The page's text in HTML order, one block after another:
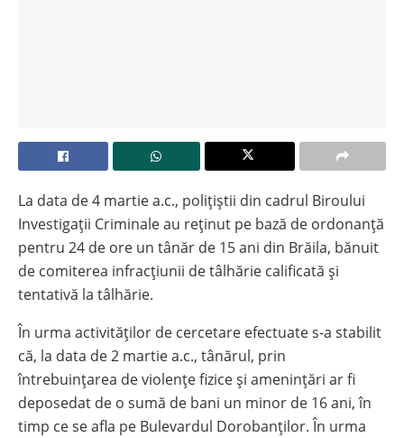
La data de 4 martie a.c., polițiștii din cadrul Biroului
Investigații Criminale au reținut pe bază de ordonanță
pentru 24 de ore un tânăr de 15 ani din Brăila, bănuit
de comiterea infracțiunii de tâlhărie calificată și
tentativă la tâlhărie.
În urma activităților de cercetare efectuate s-a stabilit
că, la data de 2 martie a.c., tânărul, prin
întrebuințarea de violențe fizice și amenințări ar fi
deposedat de o sumă de bani un minor de 16 ani, în
timp ce se afla pe Bulevardul Dorobanților. În urma